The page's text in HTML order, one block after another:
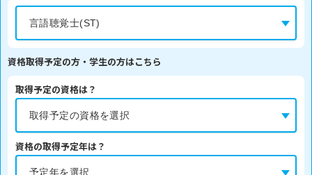
資格取得予定の方・学生の方はこちら
取得予定の資格は？
資格の取得予定年は？